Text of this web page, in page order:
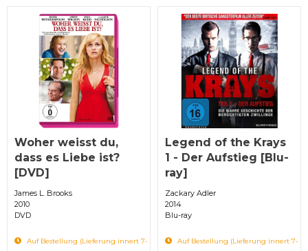
Woher weisst du,
dass es Liebe ist?
[DVD]
James L. Brooks
2010
DVD
Auf Bestellung (Lieferung innert 7-
Legend of the Krays
1 - Der Aufstieg [Blu-
ray]
Zackary Adler
2014
Blu-ray
Auf Bestellung (Lieferung innert 7-